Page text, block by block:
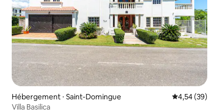
Hébergement ⋅ Saint-Domingue Évaluation
4,54 (39)
Villa Basilica